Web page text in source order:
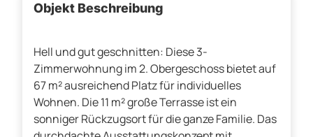
Objekt Beschreibung
Hell und gut geschnitten: Diese 3-
Zimmerwohnung im 2. Obergeschoss bietet auf
67 m² ausreichend Platz für individuelles
Wohnen. Die 11 m² große Terrasse ist ein
sonniger Rückzugsort für die ganze Familie. Das